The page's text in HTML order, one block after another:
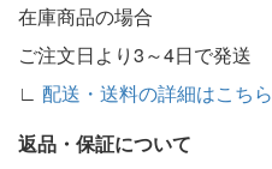
在庫商品の場合
ご注文日より3～4日で発送
∟ 配送・送料の詳細はこちら
返品・保証について